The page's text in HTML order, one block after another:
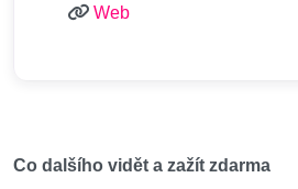
Web
Co dalšího vidět a zažít zdarma